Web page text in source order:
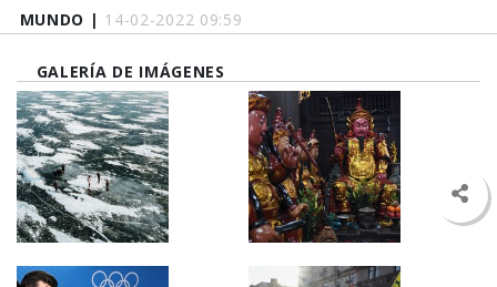
MUNDO | 14-02-2022 09:59
GALERÍA DE IMÁGENES